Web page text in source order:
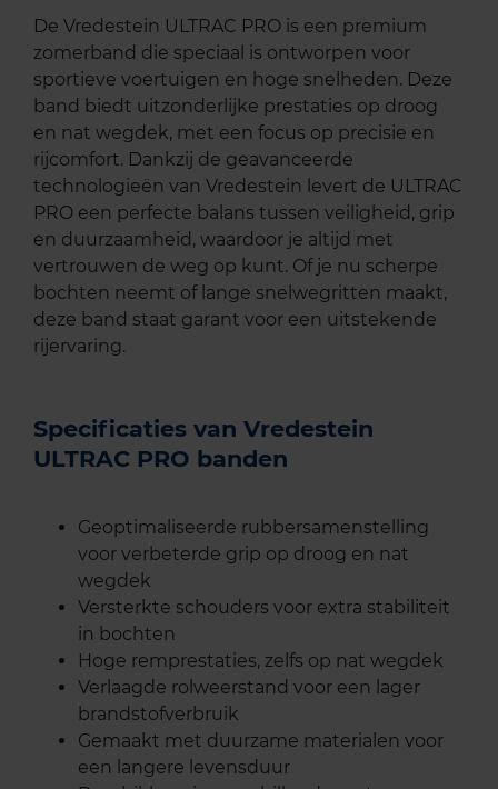
De Vredestein ULTRAC PRO is een premium
zomerband die speciaal is ontworpen voor
sportieve voertuigen en hoge snelheden. Deze
band biedt uitzonderlijke prestaties op droog
en nat wegdek, met een focus op precisie en
rijcomfort. Dankzij de geavanceerde
technologieën van Vredestein levert de ULTRAC
PRO een perfecte balans tussen veiligheid, grip
en duurzaamheid, waardoor je altijd met
vertrouwen de weg op kunt. Of je nu scherpe
bochten neemt of lange snelwegritten maakt,
deze band staat garant voor een uitstekende
rijervaring.
Specificaties van Vredestein
ULTRAC PRO banden
Geoptimaliseerde rubbersamenstelling
voor verbeterde grip op droog en nat
wegdek
Versterkte schouders voor extra stabiliteit
in bochten
Hoge remprestaties, zelfs op nat wegdek
Verlaagde rolweerstand voor een lager
brandstofverbruik
Gemaakt met duurzame materialen voor
een langere levensduur